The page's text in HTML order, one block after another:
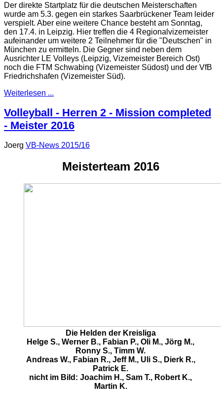
Der direkte Startplatz für die deutschen Meisterschaften
wurde am 5.3. gegen ein starkes Saarbrückener Team leider
verspielt. Aber eine weitere Chance besteht am Sonntag,
den 17.4. in Leipzig. Hier treffen die 4 Regionalvizemeister
aufeinander um weitere 2 Teilnehmer für die "Deutschen" in
München zu ermitteln. Die Gegner sind neben dem
Ausrichter LE Volleys (Leipzig, Vizemeister Bereich Ost)
noch die FTM Schwabing (Vizemeister Südost) und der VfB
Friedrichshafen (Vizemeister Süd).
Weiterlesen ...
Volleyball - Herren 2 - Mission completed
- Meister 2016
Joerg VB-News 2015/16
Meisterteam 2016
Die Helden der Kreisliga
Helge S., Werner B., Fabian P., Oli M., Jörg M.,
Ronny S., Timm W.
Andreas W., Fabian R., Jeff M., Uli S., Dierk R.,
Patrick E.
nicht im Bild: Joachim H., Sam T., Robert K.,
Martin K.